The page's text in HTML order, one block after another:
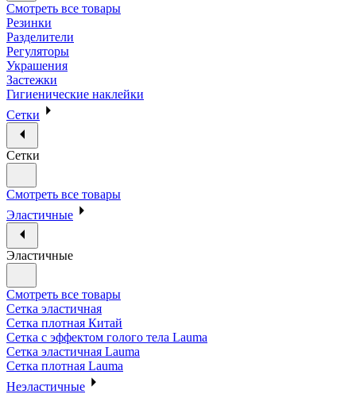
Смотреть все товары
Резинки
Разделители
Регуляторы
Украшения
Застежки
Гигиенические наклейки
Сетки
Сетки
Смотреть все товары
Эластичные
Эластичные
Смотреть все товары
Сетка эластичная
Сетка плотная Китай
Сетка с эффектом голого тела Lauma
Сетка эластичная Lauma
Сетка плотная Lauma
Неэластичные